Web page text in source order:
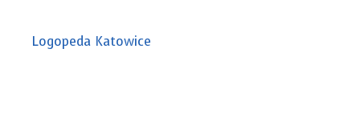
Logopeda Katowice